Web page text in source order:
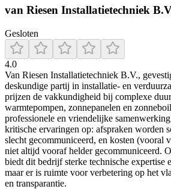
van Riesen Installatietechniek
Gesloten
4.0
Van Riesen Installatietechniek B.V.,
deskundige partij in installatie- en
prijzen de vakkundigheid bij complexe
warmtepompen, zonnepanelen en
professionele en vriendelijke
kritische ervaringen op: afspraken worden
slecht gecommuniceerd, en kosten (vooral
niet altijd vooraf helder gecommuniceerd.
biedt dit bedrijf sterke technische expertise
maar er is ruimte voor verbetering op het
en transparantie.